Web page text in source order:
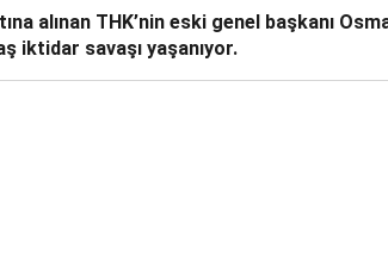
alınan THK’nin eski genel başkanı
iktidar savaşı yaşanıyor.